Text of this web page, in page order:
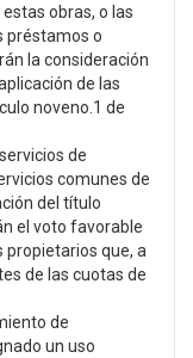
obras, o las
préstamos o
la consideración
de las
noveno.1 de
de
comunes de
del título
el voto favorable
propietarios que, a
de las cuotas de
de
un uso